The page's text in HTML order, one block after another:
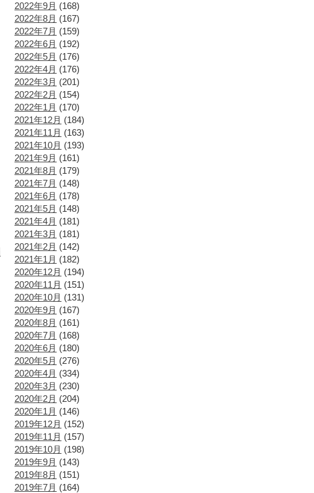
2022年9月 (168)
2022年8月 (167)
2022年7月 (159)
2022年6月 (192)
2022年5月 (176)
2022年4月 (176)
2022年3月 (201)
2022年2月 (154)
2022年1月 (170)
2021年12月 (184)
2021年11月 (163)
2021年10月 (193)
2021年9月 (161)
2021年8月 (179)
2021年7月 (148)
2021年6月 (178)
2021年5月 (148)
2021年4月 (181)
2021年3月 (181)
2021年2月 (142)
2021年1月 (182)
2020年12月 (194)
2020年11月 (151)
2020年10月 (131)
2020年9月 (167)
2020年8月 (161)
2020年7月 (168)
2020年6月 (180)
2020年5月 (276)
2020年4月 (334)
2020年3月 (230)
2020年2月 (204)
2020年1月 (146)
2019年12月 (152)
2019年11月 (157)
2019年10月 (198)
2019年9月 (143)
2019年8月 (151)
2019年7月 (164)